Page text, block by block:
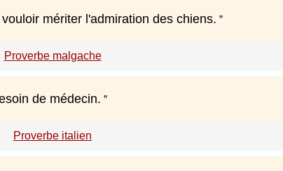
mériter l'admiration des chiens.
Proverbe malgache
de médecin.
Proverbe italien